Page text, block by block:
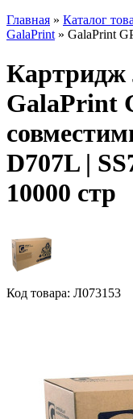
Главная » Каталог
GalaPrint » GalaPrint
Картридж
GalaPrint
D707L |
10000 стр
Код товара: Л073153